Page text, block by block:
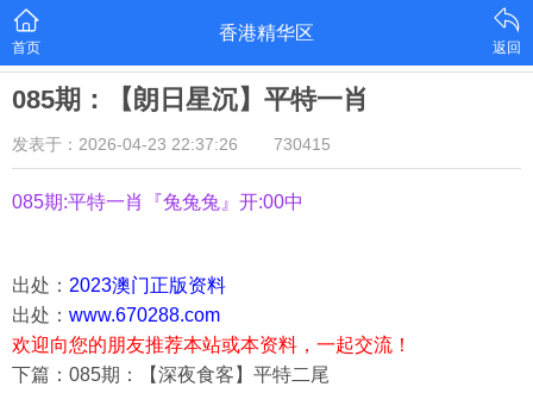
首页
香港精华区
返回
085期：【朗日星沉】平特一肖
发表于：2026-04-23 22:37:26 730415
085期:平特一肖『兔兔兔』开:00中
出处： 2023澳门正版资料
出处： www.670288.com
欢迎向您的朋友推荐本站或本资料，一起交流！
下篇：085期：【深夜食客】平特二尾